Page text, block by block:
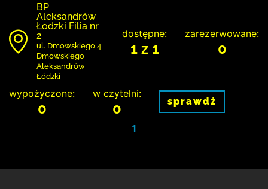
BP
Aleksandrów
Łodzki Filia nr
2
ul. Dmowskiego 4
Dmowskiego
Aleksandrów
Łódzki
dostępne:
1 z 1
zarezerwowane:
0
wypożyczone:
0
w czytelni:
0 sprawdź
1